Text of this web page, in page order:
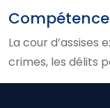
La cour d’assises
crimes, les délits